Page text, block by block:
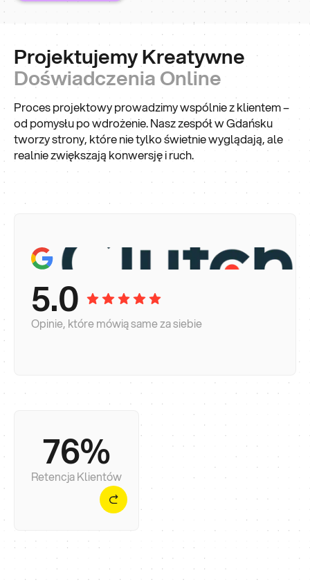
Projektujemy Kreatywne
Doświadczenia Online
Proces projektowy prowadzimy wspólnie z klientem –
od pomysłu po wdrożenie. Nasz zespół w Gdańsku
tworzy strony, które nie tylko świetnie wyglądają, ale
realnie zwiększają konwersję i ruch.
5.0
Opinie, które mówią same za siebie
76%
Retencja Klientów
Stawiamy na długofalową współpracę, bo strona
internetowa to dopiero pierwszy krok do realnego